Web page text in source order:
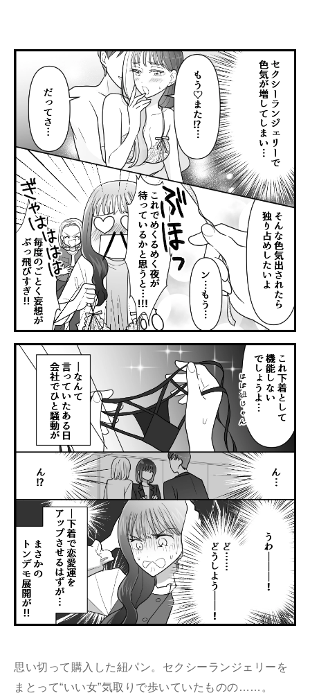
思い切って購入した紐パン。セクシーランジェリーを
まとって“いい女”気取りで歩いていたものの……。